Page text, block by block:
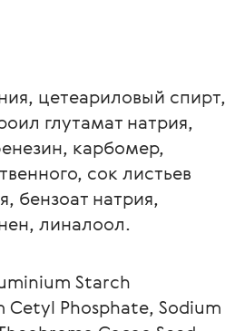
цетеариловый спирт,
глутамат натрия,
карбомер,
сок листьев
бензоат натрия,
линалоол.
Starch
Phosphate, Sodium